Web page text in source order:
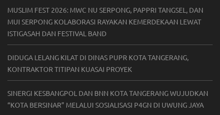
MUSLIM FEST 2026: MWC NU SERPONG, PAPPRI TANGSEL, DAN
MUI SERPONG KOLABORASI RAYAKAN KEMERDEKAAN LEWAT
ISTIGASAH DAN FESTIVAL BAND
DIDUGA LELANG KILAT DI DINAS PUPR KOTA TANGERANG,
KONTRAKTOR TITIPAN KUASAI PROYEK
SINERGI KESBANGPOL DAN BNN KOTA TANGERANG WUJUDKAN
“KOTA BERSINAR” MELALUI SOSIALISASI P4GN DI UWUNG JAYA